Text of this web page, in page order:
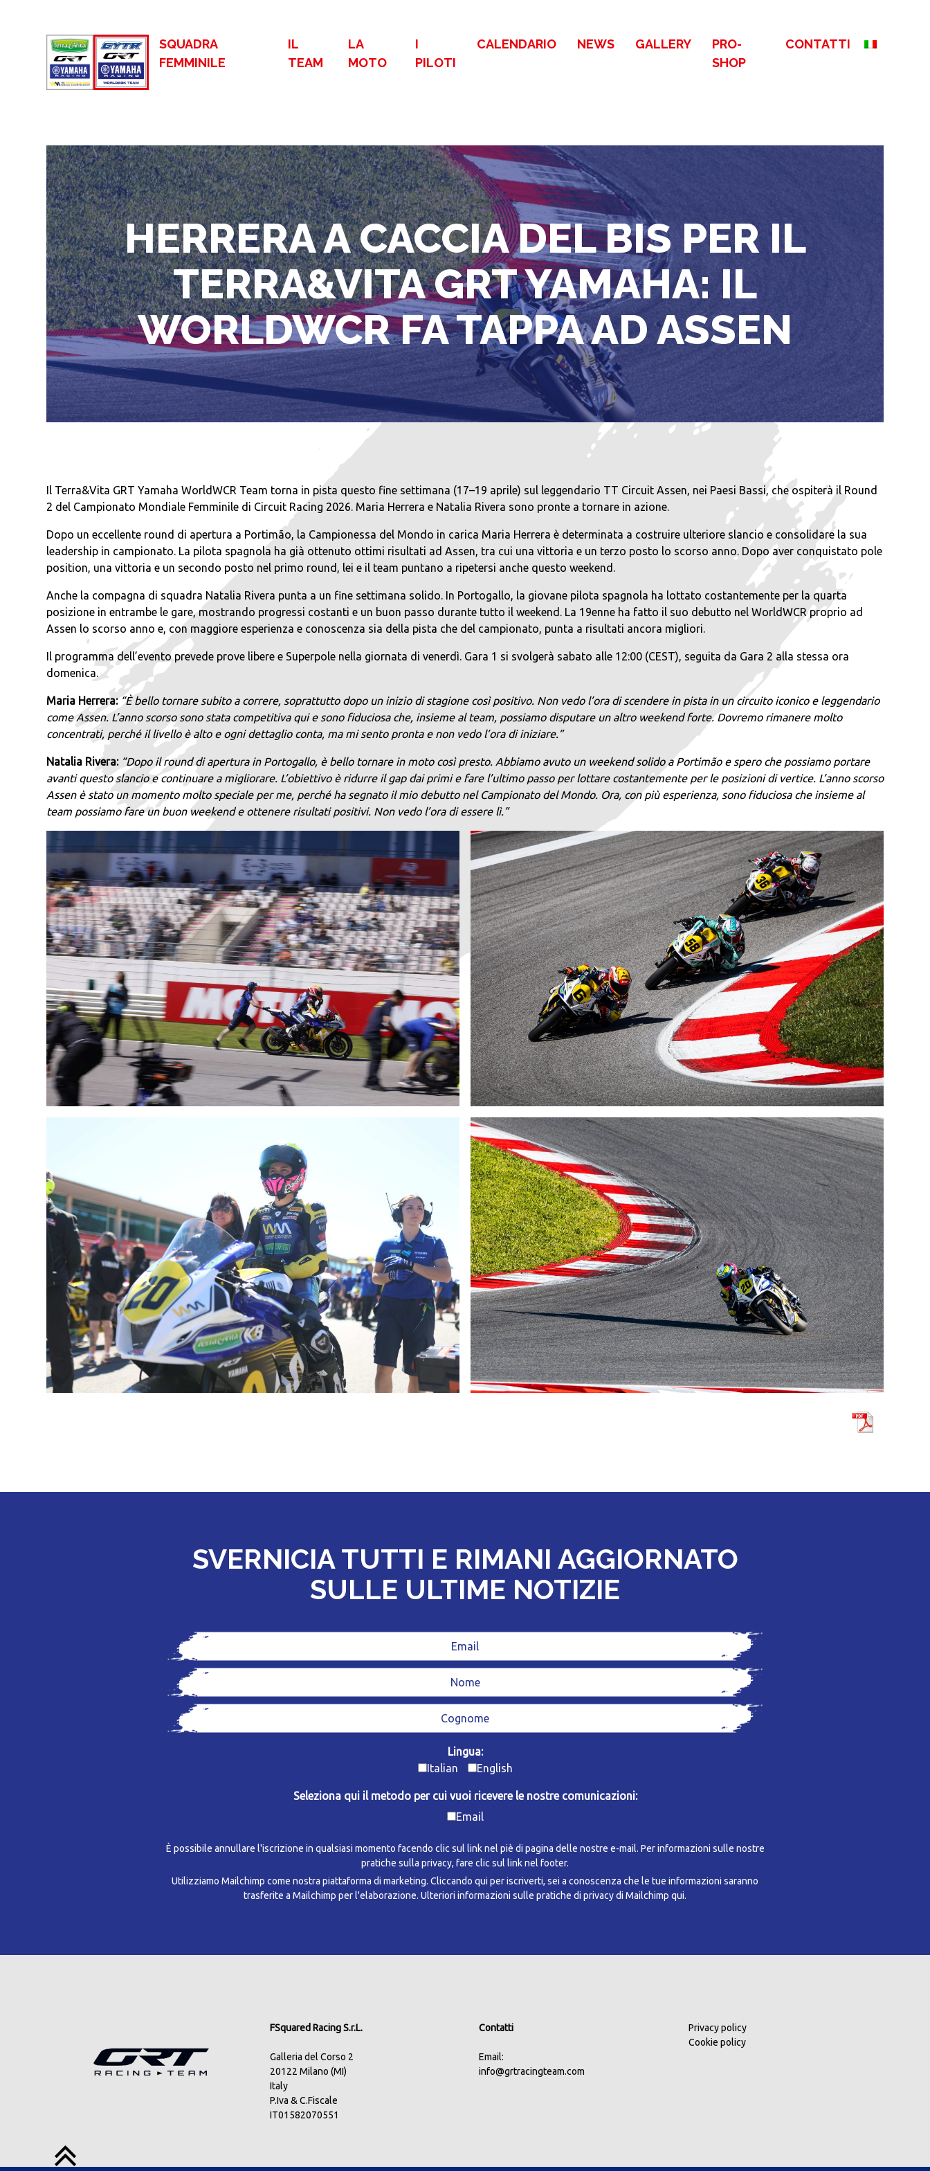
SQUADRA
FEMMINILE
IL
TEAM
LA
MOTO
I
PILOTI
CALENDARIO NEWS GALLERY
PRO-
SHOP
CONTATTI
HERRERA A CACCIA DEL BIS PER IL
TERRA&VITA GRT YAMAHA: IL
WORLDWCR FA TAPPA AD ASSEN
Il Terra&Vita GRT Yamaha WorldWCR Team torna in pista questo fine settimana (17–19 aprile) sul leggendario TT Circuit Assen, nei Paesi Bassi, che ospiterà il Round
2 del Campionato Mondiale Femminile di Circuit Racing 2026. Maria Herrera e Natalia Rivera sono pronte a tornare in azione.
Dopo un eccellente round di apertura a Portimão, la Campionessa del Mondo in carica Maria Herrera è determinata a costruire ulteriore slancio e consolidare la sua
leadership in campionato. La pilota spagnola ha già ottenuto ottimi risultati ad Assen, tra cui una vittoria e un terzo posto lo scorso anno. Dopo aver conquistato pole
position, una vittoria e un secondo posto nel primo round, lei e il team puntano a ripetersi anche questo weekend.
Anche la compagna di squadra Natalia Rivera punta a un fine settimana solido. In Portogallo, la giovane pilota spagnola ha lottato costantemente per la quarta
posizione in entrambe le gare, mostrando progressi costanti e un buon passo durante tutto il weekend. La 19enne ha fatto il suo debutto nel WorldWCR proprio ad
Assen lo scorso anno e, con maggiore esperienza e conoscenza sia della pista che del campionato, punta a risultati ancora migliori.
Il programma dell’evento prevede prove libere e Superpole nella giornata di venerdì. Gara 1 si svolgerà sabato alle 12:00 (CEST), seguita da Gara 2 alla stessa ora
domenica.
Maria Herrera:“È bello tornare subito a correre, soprattutto dopo un inizio di stagione così positivo. Non vedo l’ora di scendere in pista in un circuito iconico e leggendario
come Assen. L’anno scorso sono stata competitiva qui e sono fiduciosa che, insieme al team, possiamo disputare un altro weekend forte. Dovremo rimanere molto
concentrati, perché il livello è alto e ogni dettaglio conta, ma mi sento pronta e non vedo l’ora di iniziare.”
Natalia Rivera: “Dopo il round di apertura in Portogallo, è bello tornare in moto così presto. Abbiamo avuto un weekend solido a Portimão e spero che possiamo portare
avanti questo slancio e continuare a migliorare. L’obiettivo è ridurre il gap dai primi e fare l’ultimo passo per lottare costantemente per le posizioni di vertice. L’anno scorso
Assen è stato un momento molto speciale per me, perché ha segnato il mio debutto nel Campionato del Mondo. Ora, con più esperienza, sono fiduciosa che insieme al
team possiamo fare un buon weekend e ottenere risultati positivi. Non vedo l’ora di essere lì.”
SVERNICIA TUTTI E RIMANI AGGIORNATO
SULLE ULTIME NOTIZIE
Lingua:
Italian
English
Seleziona qui il metodo per cui vuoi ricevere le nostre comunicazioni:
Email
È possibile annullare l'iscrizione in qualsiasi momento facendo clic sul link nel piè di pagina delle nostre e-mail. Per informazioni sulle nostre
pratiche sulla privacy, fare clic sul link nel footer.
Utilizziamo Mailchimp come nostra piattaforma di marketing. Cliccando qui per iscriverti, sei a conoscenza che le tue informazioni saranno
trasferite a Mailchimp per l'elaborazione. Ulteriori informazioni sulle pratiche di privacy di Mailchimp qui.
FSquared Racing S.r.L.
Galleria del Corso 2
20122 Milano (MI)
Italy
P.Iva & C.Fiscale
IT01582070551
Contatti
Email:
info@grtracingteam.com
Privacy policy
Cookie policy